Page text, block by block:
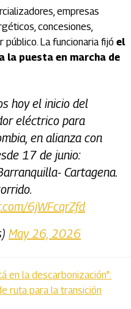
empresas
concesiones,
La funcionaria fijó el
la puesta en marcha de
hoy el inicio del
eléctrico para
en alianza con
17 de junio:
Cartagena.
6jWFcqrZfd
May 26, 2026
en la descarbonización”:
ruta para la transición